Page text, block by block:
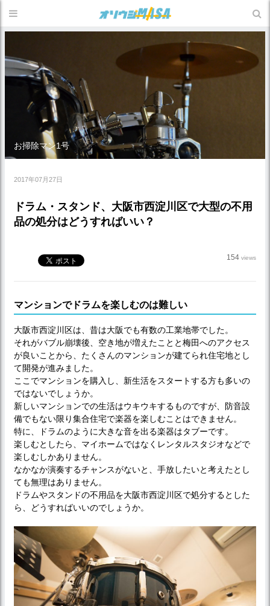
お掃除マン1号
2017年07月27日
ドラム・スタンド、大阪市西淀川区で大型の不用
品の処分はどうすればいい？
154 views
マンションでドラムを楽しむのは難しい
大阪市西淀川区は、昔は大阪でも有数の工業地帯でした。
それがバブル崩壊後、空き地が増えたことと梅田へのアクセス
が良いことから、たくさんのマンションが建てられ住宅地とし
て開発が進みました。
ここでマンションを購入し、新生活をスタートする方も多いの
ではないでしょうか。
新しいマンションでの生活はウキウキするものですが、防音設
備でもない限り集合住宅で楽器を楽しむことはできません。
特に、ドラムのように大きな音を出る楽器はタブーです。
楽しむとしたら、マイホームではなくレンタルスタジオなどで
楽しむしかありません。
なかなか演奏するチャンスがないと、手放したいと考えたとし
ても無理はありません。
ドラムやスタンドの不用品を大阪市西淀川区で処分するとした
ら、どうすればいいのでしょうか。